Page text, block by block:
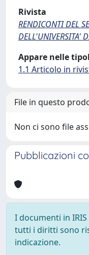
Rivista
RENDICONTI DEL
DELL'UNIVERSITA'
Appare nelle
1.1 Articolo in
File in questo
Non ci sono file
Pubblicazioni
I documenti in
tutti i diritti sono
indicazione.